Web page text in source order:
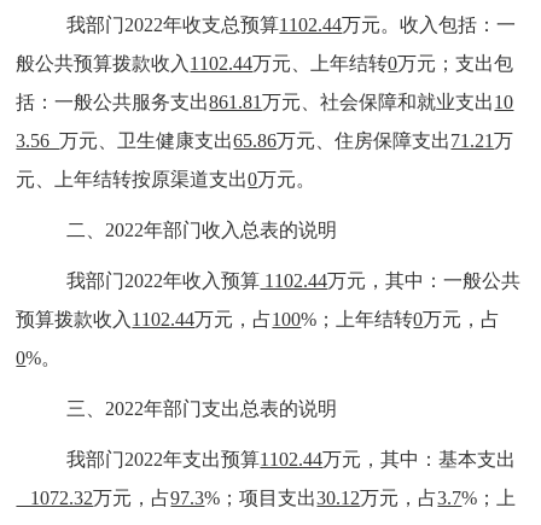
我部门2022年收支总预算1102.44万元。收入包括：一
般公共预算拨款收入 1102.44万元、上年结转0万元；支出包
括：一般公共服务支出861.81万元、社会保障和就业支出10
3.56万元、卫生健康支出65.86万元、住房保障支出71.21万
元、上年结转按原渠道支出0万元。
二、2022年部门收入总表的说明
我部门2022年收入预算 1102.44万元，其中：一般公共
预算拨款收入 1102.44万元，占100%；上年结转0万元，占
0%。
三、2022年部门支出总表的说明
我部门2022年支出预算1102.44万元，其中：基本支出
1072.32万元，占97.3%；项目支出30.12万元，占3.7%；上